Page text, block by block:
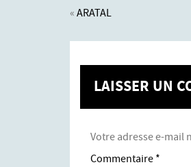
« ARATAL
LAISSER UN
Votre adresse e-mail
Commentaire *